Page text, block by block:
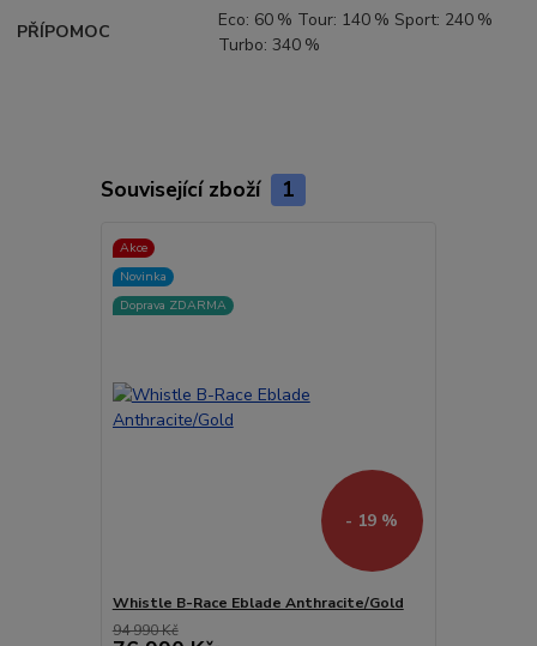
PŘÍPOMOC
Eco: 60 % Tour: 140 % Sport: 240 %
Turbo: 340 %
Související zboží 1
Akce
Novinka
Doprava ZDARMA
- 19 %
Whistle B-Race Eblade Anthracite/Gold
94 990 Kč